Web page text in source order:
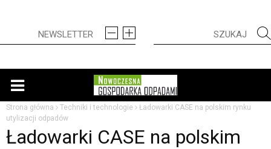
Strona główna Techniki i technologie
Ładowarki CASE na polskim rynku
utylizacji odpadów
Ładowarki CASE na polskim